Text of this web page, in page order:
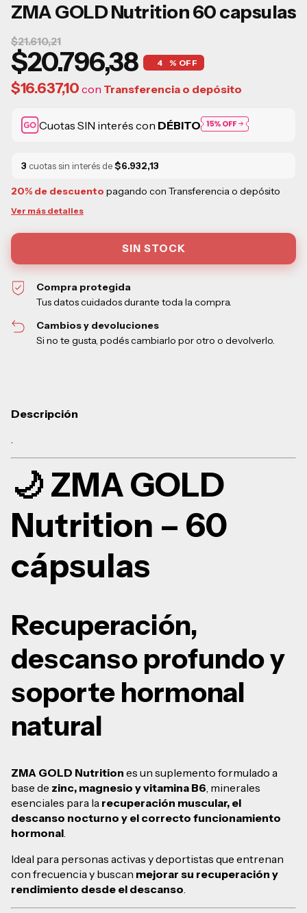
ZMA GOLD Nutrition 60 capsulas
$21.610,21
$20.796,38 4 % OFF
$16.637,10 con Transferencia o depósito
Cuotas SIN interés con DÉBITO
3 cuotas sin interés de$6.932,13
20% de descuento pagando con Transferencia o depósito
Ver más detalles
Compra protegida
Tus datos cuidados durante toda la compra.
Cambios y devoluciones
Si no te gusta, podés cambiarlo por otro o devolverlo.
Descripción
.
🌙 ZMA GOLD
Nutrition – 60
cápsulas
Recuperación,
descanso profundo y
soporte hormonal
natural
ZMA GOLD Nutrition es un suplemento formulado a
base de zinc, magnesio y vitamina B6 , minerales
esenciales para la recuperación muscular, el
descanso nocturno y el correcto funcionamiento
hormonal
Ideal para personas activas y deportistas que entrenan
con frecuencia y buscan mejorar su recuperación y
rendimiento desde el descanso